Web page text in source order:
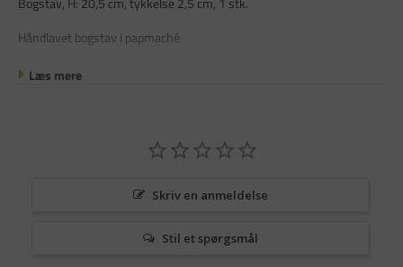
Håndlavet bogstav i papmaché
Læs mere
Skriv en anmeldelse
Stil et spørgsmål